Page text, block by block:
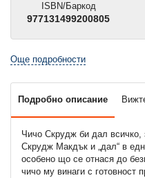
ISBN/Баркод
977131499200805
Още подробности
Подробно описание
Чичо Скрудж би дал всичко,
Скрудж Макдък и „дал“ в
особено що се отнася до
чичо му винаги с готовност